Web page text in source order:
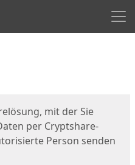
mit der Sie
per Cryptshare-
Person senden